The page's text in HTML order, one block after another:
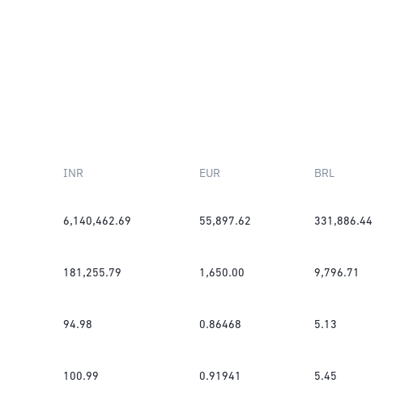
INR EUR BRL
6,140,462.69 55,897.62 331,886.44
181,255.79 1,650.00 9,796.71
94.98 0.86468 5.13
100.99 0.91941 5.45